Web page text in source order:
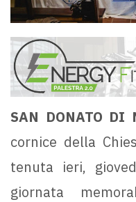
SAN DONATO DI
cornice della
tenuta ieri,
giornata